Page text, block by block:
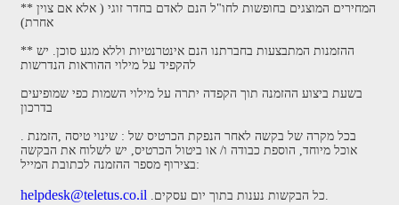
** המחירים המוצגים בחופשות לחו"ל הנם לאדם בחדר זוגי ( אלא אם צוין
אחרת)
** ההזמנות המתבצעות בחברתנו הנם אינטרנטיות וללא מגע סוכן. יש
להקפיד על מילוי ההוראות הנדרשות
בשעת ביצוע ההזמנה תוך הקפדה יתרה על מילוי השמות כפי שמופיעים
בדרכון
אוכל מיוחד, הוספת כבודה ו/ או ביטול הכרטיס, יש לשלוח את הבקשה
בצירוף מספר ההזמנה לכתובת המייל:
helpdesk@teletus.co.il